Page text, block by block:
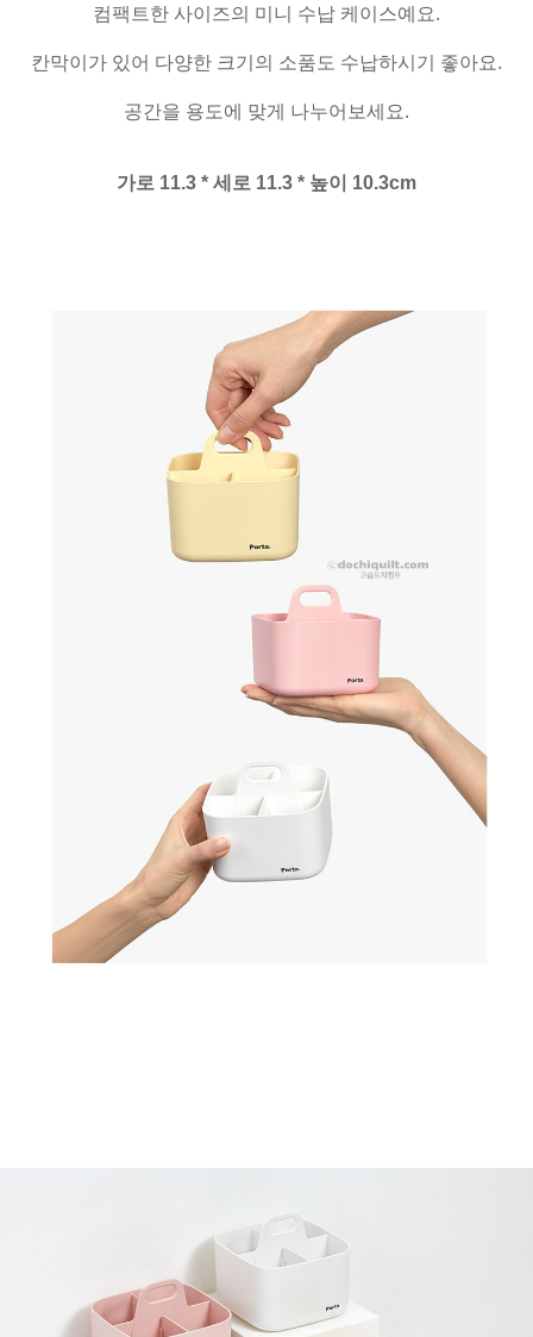
컴팩트한 사이즈의 미니 수납 케이스예요.
칸막이가 있어 다양한 크기의 소품도 수납하시기 좋아요.
공간을 용도에 맞게 나누어보세요.
가로 11.3 * 세로 11.3 * 높이 10.3cm